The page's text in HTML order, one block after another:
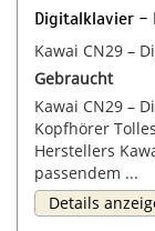
Digitalklavier -
Kawai CN29 –
Gebraucht
Kawai CN29 –
Kopfhörer
Herstellers
passendem ...
Details